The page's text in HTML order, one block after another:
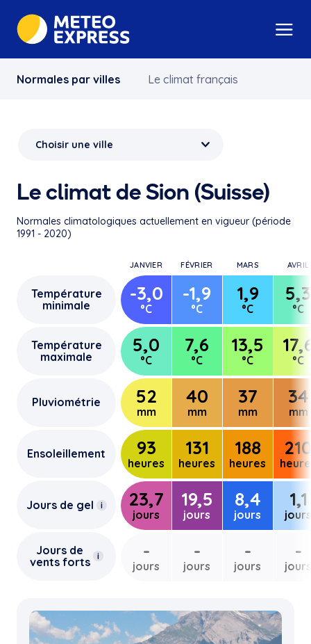
Normales par villes Le climat français
Le climat de Sion (Suisse)
Normales climatologiques actuellement en vigueur (période
1991 - 2020)
Température
minimale
Température
maximale
Pluviométrie
Ensoleillement
Jours de gel i
Jours de
vents forts
i
JANVIER FÉVRIER MARS AVRIL
-3,0
°C
-1,9
°C
1,9
°C
5,3
°C
5,0
°C
7,6
°C
13,5
°C °C
52
mm
40
mm
37
mm
34
mm
93
heures
131
heures
188
heures
23,7
jours
19,5
jours
8,4
jours
1,1
jours
-
jours
-
jours
-
jours
-
jours